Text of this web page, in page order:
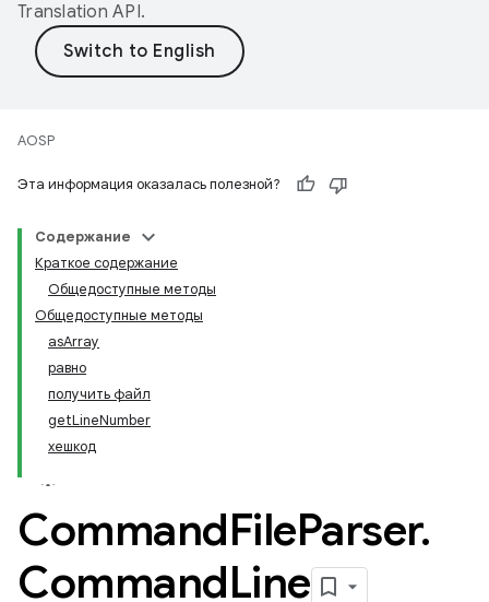
Translation API.
AOSP
Эта информация оказалась полезной?
Содержание
Краткое содержание
Общедоступные методы
Общедоступные методы
asArray
равно
получить файл
getLineNumber
хешкод
CommandFileParser.
CommandLine